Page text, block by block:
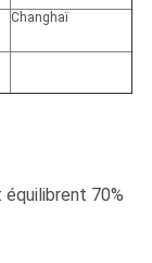
Changhaï
70%